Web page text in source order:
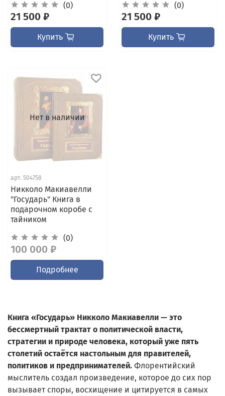
(0)
21 500 ₽
Купить
(0)
21 500 ₽
Купить
Нет в наличии
арт. 504758
Никколо Макиавелли
"Государь" Книга в
подарочном коробе с
тайником
(0)
100 000 ₽
Подробнее
Книга «Государь» Никколо Макиавелли — это
бессмертный трактат о политической власти,
стратегии и природе человека, который уже пять
столетий остаётся настольным для правителей,
политиков и предпринимателей. Флорентийский
мыслитель создал произведение, которое до сих пор
вызывает споры, восхищение и цитируется в самых